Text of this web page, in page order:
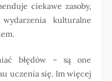
ciekawe zasoby,
kulturalne
błędów – są one
uczenia się. Im więcej